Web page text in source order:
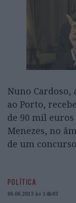
Nuno Cardoso,
ao Porto,
de 90 mil
Menezes, no
de um
POLÍTICA
06.06.2013 às 14h03